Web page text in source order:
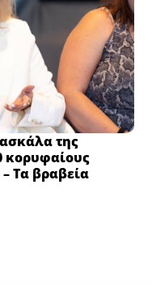
της
κορυφαίους
Τα βραβεία